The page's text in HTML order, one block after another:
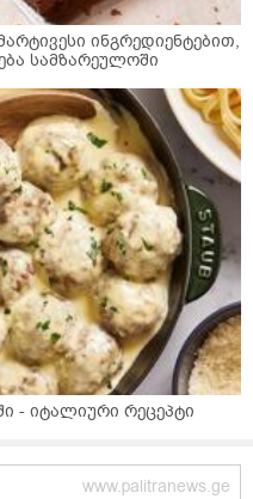
ინგრედიენტებით,
სამზარეულოში
- იტალიური რეცეპტი